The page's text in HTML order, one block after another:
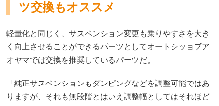
ツ交換もオススメ
軽量化と同じく、サスペンション変更も乗りやすさを大き
く向上させることができるパーツとしてオートシッョブア
オヤマでは交換を推奨しているパーツだ。
「純正サスペンションもダンピングなどを調整可能ではあ
りますが、それも無段階とはいえ調整幅としてはそれほど